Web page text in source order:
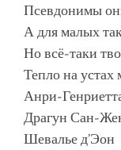
Псевдонимы
А для малых
Но всё-таки
Тепло на устах
Анри-
Драгун Сан-
Шевалье д’Эон